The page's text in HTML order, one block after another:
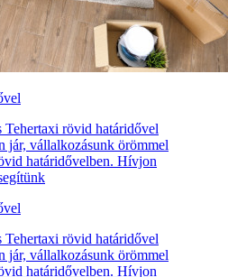
Tehertaxi rövid határidővel
jár, vállalkozásunk örömmel
határidővelben. Hívjon
Tehertaxi rövid határidővel
jár, vállalkozásunk örömmel
határidővelben. Hívjon